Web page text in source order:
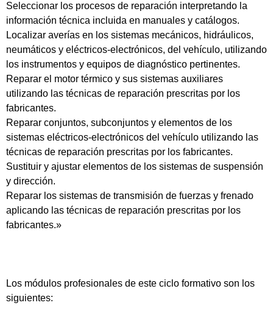
Seleccionar los procesos de reparación interpretando la
información técnica incluida en manuales y catálogos.
Localizar averías en los sistemas mecánicos, hidráulicos,
neumáticos y eléctricos-electrónicos, del vehículo, utilizando
los instrumentos y equipos de diagnóstico pertinentes.
Reparar el motor térmico y sus sistemas auxiliares
utilizando las técnicas de reparación prescritas por los
fabricantes.
Reparar conjuntos, subconjuntos y elementos de los
sistemas eléctricos-electrónicos del vehículo utilizando las
técnicas de reparación prescritas por los fabricantes.
Sustituir y ajustar elementos de los sistemas de suspensión
y dirección.
Reparar los sistemas de transmisión de fuerzas y frenado
aplicando las técnicas de reparación prescritas por los
fabricantes.»
Los módulos profesionales de este ciclo formativo son los
siguientes: